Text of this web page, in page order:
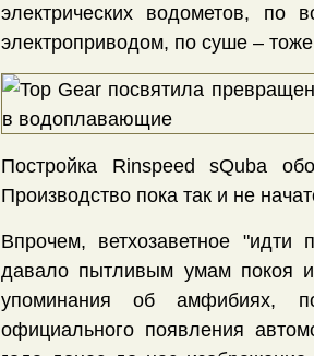
электрических водометов,
электроприводом, по суше – тоже
Постройка Rinspeed sQuba
Производство пока так и не
Впрочем, ветхозаветное
давало пытливым умам покоя
упоминания об амфибиях,
официального появления